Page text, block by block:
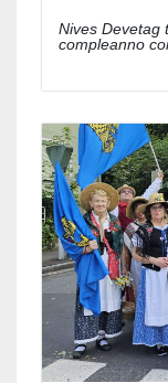
Nives Devetag
compleanno